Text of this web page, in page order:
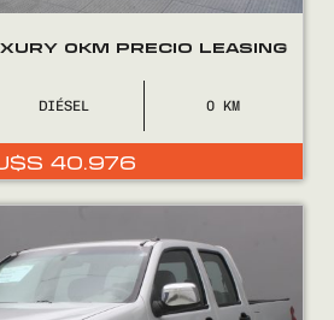
0KM PRECIO LEASING
DIÉSEL 0
40.976